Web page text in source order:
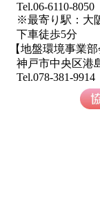
Tel.06-6110-
※最寄り駅：大
下車徒歩5分
【地盤環境事業部
神戸市中央区港
Tel.078-381-9914